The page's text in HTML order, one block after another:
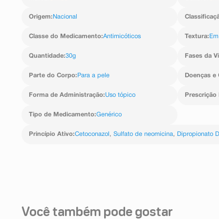
renais). Você poderá apresentar também as seguintes
de acne (espinha), supressão renal (problema com
telangiectasia (dilatação dos vasos sanguíneos),
alopecia (redução parcial ou total de pelos),
inflamadas na pele), fotossensibilidade
cirurgião-dentista ou farmacêutico o aparecimento de
Origem: Nacional
Classe do Medicamento:Antimicóticos Textura:
Quantidade:30g Fases da
Parte do Corpo: Para a pele Doenças e
Forma de Administração:Uso tópico Prescrição
Tipo de Medicamento:Genérico
Princípio Ativo:Cetoconazol , Sulfato de neomicina, Dipropionato
Você também pode gostar